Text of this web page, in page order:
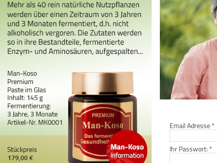
Email Adresse*
Ihr Passwort: *